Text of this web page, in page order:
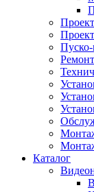
Пуско-
Каталог